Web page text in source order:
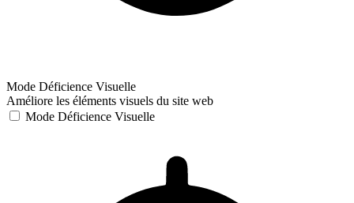
Mode Déficience Visuelle
Améliore les éléments visuels du site web
Mode Déficience Visuelle